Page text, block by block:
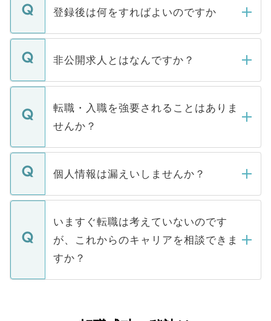
登録後は何をすればよいのですか
ご登録いただきましたら、弊社担当者がご
登録内容を確認し、その後メールもしくは
ます。通常、5営業日以内にはご連絡をせて
いただきますので、しばらくお待ちくださ
い。
非公開求人とはなんですか？
マイナビDOCTORで取り扱っている求人の
うち約3割は、Webサイトからご覧いただ
けない「非公開求人」です。非公開求人は
下記の理由によって、一般には公開してい
ません。
■応募殺到を避けるため 人気のある医療機
関を公にしてしまうと、応募が殺到する場
に、医療機関が求める条件に合った人材の
みを人材紹介会社に依頼するケースが増え
ています。
転職・入職を強要されることはありま
せんか？
転職・入職を強要することは一切ありませ
ん。また、仮に応募先から内定をいただい
定を承諾する必要はありません。内定先へ
の辞退の連絡はキャリアパートナーが行い
ますので、ご安心ください。
個人情報は漏えいしませんか？
個人情報が漏えいすることはありませんの
で、ご安心ください。当サイトからの登録
などで収集したご登録者様の個人情報は、
ご本人のキャリアアップおよび転職活動の
支援を目的に使用いたします。お預かりし
ているすべての個人データはご本人の許可
いますぐ転職は考えていないのです
が、これからのキャリアを相談できま
すか？
かがいして、現在の医療機関の状況や紹介